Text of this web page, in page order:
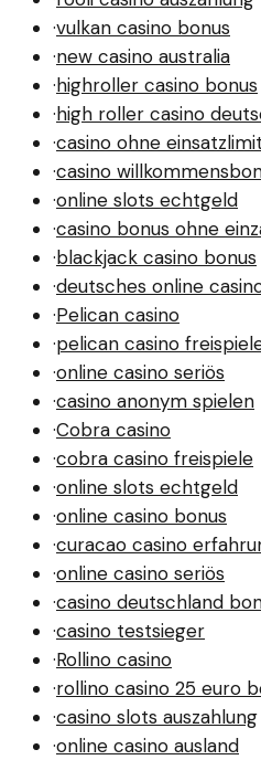
·vulkan casino bonus
·new casino australia
·highroller casino bonus
·high roller casino
·casino ohne einsatzlimit
·casino
·online slots echtgeld
·casino bonus ohne
·blackjack casino bonus
·deutsches online
·Pelican casino
·pelican casino
·online casino seriös
·casino anonym spielen
·Cobra casino
·cobra casino freispiele
·online slots echtgeld
·online casino bonus
·curacao casino
·online casino seriös
·casino deutschland
·casino testsieger
·Rollino casino
·rollino casino 25 euro
·casino slots auszahlung
·online casino ausland